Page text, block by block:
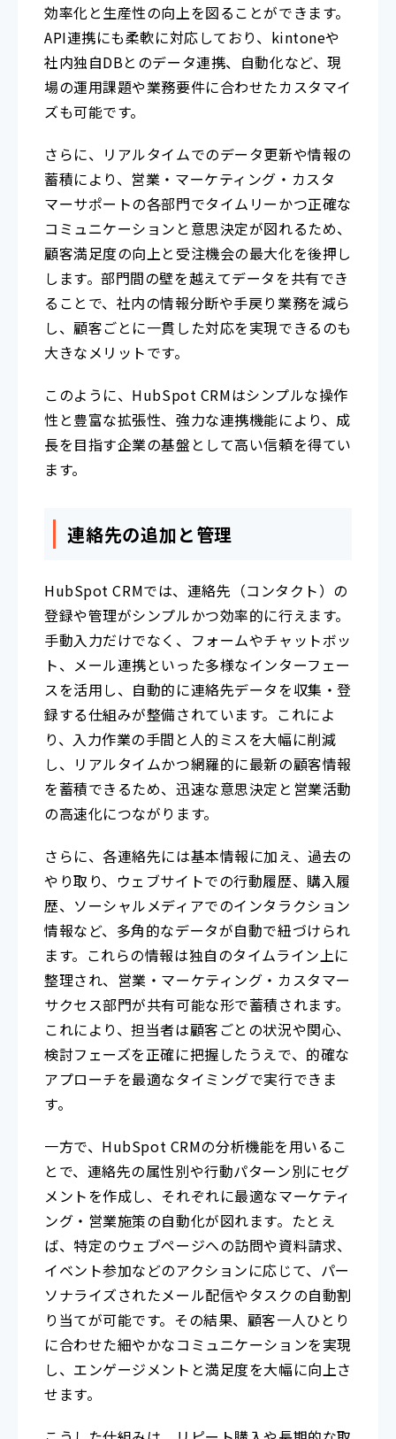
効率化と生産性の向上を図ることができます。
API連携にも柔軟に対応しており、kintoneや
社内独自DBとのデータ連携、自動化など、現
場の運用課題や業務要件に合わせたカスタマイ
ズも可能です。
さらに、リアルタイムでのデータ更新や情報の
蓄積により、営業・マーケティング・カスタ
マーサポートの各部門でタイムリーかつ正確な
コミュニケーションと意思決定が図れるため、
顧客満足度の向上と受注機会の最大化を後押し
します。部門間の壁を越えてデータを共有でき
ることで、社内の情報分断や手戻り業務を減ら
し、顧客ごとに一貫した対応を実現できるのも
大きなメリットです。
このように、HubSpot CRMはシンプルな操作
性と豊富な拡張性、強力な連携機能により、成
長を目指す企業の基盤として高い信頼を得てい
ます。
連絡先の追加と管理
HubSpot CRMでは、連絡先（コンタクト）の
登録や管理がシンプルかつ効率的に行えます。
手動入力だけでなく、フォームやチャットボッ
ト、メール連携といった多様なインターフェー
スを活用し、自動的に連絡先データを収集・登
録する仕組みが整備されています。これによ
り、入力作業の手間と人的ミスを大幅に削減
し、リアルタイムかつ網羅的に最新の顧客情報
を蓄積できるため、迅速な意思決定と営業活動
の高速化につながります。
さらに、各連絡先には基本情報に加え、過去の
やり取り、ウェブサイトでの行動履歴、購入履
歴、ソーシャルメディアでのインタラクション
情報など、多角的なデータが自動で紐づけられ
ます。これらの情報は独自のタイムライン上に
整理され、営業・マーケティング・カスタマー
サクセス部門が共有可能な形で蓄積されます。
これにより、担当者は顧客ごとの状況や関心、
検討フェーズを正確に把握したうえで、的確な
アプローチを最適なタイミングで実行できま
す。
一方で、HubSpot CRMの分析機能を用いるこ
とで、連絡先の属性別や行動パターン別にセグ
メントを作成し、それぞれに最適なマーケティ
ング・営業施策の自動化が図れます。たとえ
ば、特定のウェブページへの訪問や資料請求、
イベント参加などのアクションに応じて、パー
ソナライズされたメール配信やタスクの自動割
り当てが可能です。その結果、顧客一人ひとり
に合わせた細やかなコミュニケーションを実現
し、エンゲージメントと満足度を大幅に向上さ
せます。